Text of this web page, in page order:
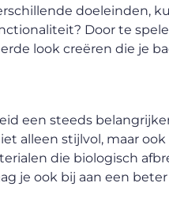
doeleinden,
Door te
look creëren die je
een steeds
alleen stijlvol, maar
die biologisch
je ook bij aan een